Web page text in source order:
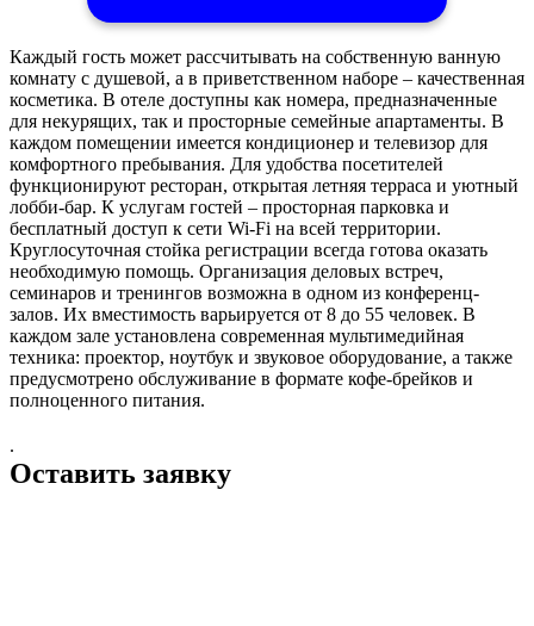
Каждый гость может рассчитывать на собственную ванную
комнату с душевой, а в приветственном наборе – качественная
косметика. В отеле доступны как номера, предназначенные
для некурящих, так и просторные семейные апартаменты. В
каждом помещении имеется кондиционер и телевизор для
комфортного пребывания. Для удобства посетителей
функционируют ресторан, открытая летняя терраса и уютный
лобби-бар. К услугам гостей – просторная парковка и
бесплатный доступ к сети Wi-Fi на всей территории.
Круглосуточная стойка регистрации всегда готова оказать
необходимую помощь. Организация деловых встреч,
семинаров и тренингов возможна в одном из конференц-
залов. Их вместимость варьируется от 8 до 55 человек. В
каждом зале установлена современная мультимедийная
техника: проектор, ноутбук и звуковое оборудование, а также
предусмотрено обслуживание в формате кофе-брейков и
полноценного питания.
.
Оставить заявку